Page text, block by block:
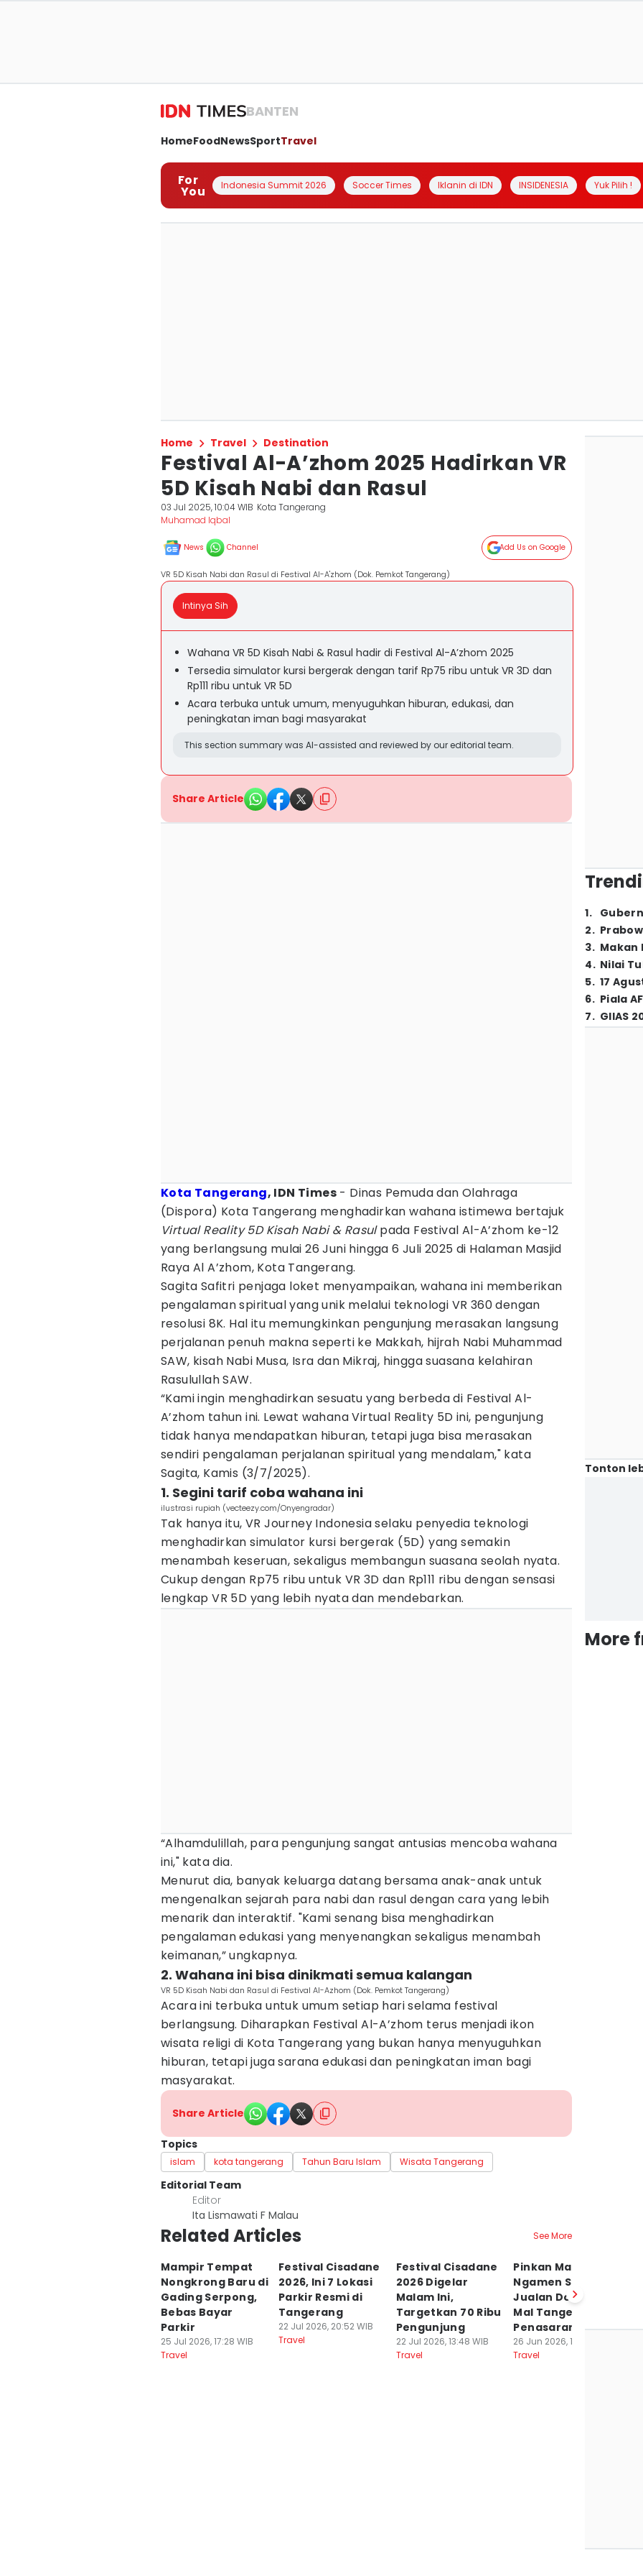
BANTEN
HomeFoodNewsSportTravel
For
You Indonesia Summit 2026 Soccer Times Iklanin di IDN INSIDENESIA Yuk Pilih !
Home Travel Destination
Festival Al-A’zhom 2025 Hadirkan VR
5D Kisah Nabi dan Rasul
03 Jul 2025, 10:04 WIB Kota Tangerang
Muhamad Iqbal
News Channel Add Us on Google
VR 5D Kisah Nabi dan Rasul di Festival Al-A'zhom (Dok. Pemkot Tangerang)
Intinya Sih
Wahana VR 5D Kisah Nabi & Rasul hadir di Festival Al-A’zhom 2025
Tersedia simulator kursi bergerak dengan tarif Rp75 ribu untuk VR 3D dan
Rp111 ribu untuk VR 5D
Acara terbuka untuk umum, menyuguhkan hiburan, edukasi, dan
peningkatan iman bagi masyarakat
This section summary was AI-assisted and reviewed by our editorial team.
Share Article
Kota Tangerang, IDN Times - Dinas Pemuda dan Olahraga
(Dispora) Kota Tangerang menghadirkan wahana istimewa bertajuk
Virtual Reality 5D Kisah Nabi & Rasulpada Festival Al-A’zhom ke-12
yang berlangsung mulai 26 Juni hingga 6 Juli 2025 di Halaman Masjid
Raya Al A’zhom, Kota Tangerang.
Sagita Safitri penjaga loket menyampaikan, wahana ini memberikan
pengalaman spiritual yang unik melalui teknologi VR 360 dengan
resolusi 8K. Hal itu memungkinkan pengunjung merasakan langsung
perjalanan penuh makna seperti ke Makkah, hijrah Nabi Muhammad
SAW, kisah Nabi Musa, Isra dan Mikraj, hingga suasana kelahiran
Rasulullah SAW.
“Kami ingin menghadirkan sesuatu yang berbeda di Festival Al-
A’zhom tahun ini. Lewat wahana Virtual Reality 5D ini, pengunjung
tidak hanya mendapatkan hiburan, tetapi juga bisa merasakan
sendiri pengalaman perjalanan spiritual yang mendalam," kata
Sagita, Kamis (3/7/2025).
1. Segini tarif coba wahana ini
ilustrasi rupiah (vecteezy.com/Onyengradar)
Tak hanya itu, VR Journey Indonesia selaku penyedia teknologi
menghadirkan simulator kursi bergerak (5D) yang semakin
menambah keseruan, sekaligus membangun suasana seolah nyata.
Cukup dengan Rp75 ribu untuk VR 3D dan Rp111 ribu dengan sensasi
lengkap VR 5D yang lebih nyata dan mendebarkan.
“Alhamdulillah, para pengunjung sangat antusias mencoba wahana
ini," kata dia.
Menurut dia, banyak keluarga datang bersama anak-anak untuk
mengenalkan sejarah para nabi dan rasul dengan cara yang lebih
menarik dan interaktif. "Kami senang bisa menghadirkan
pengalaman edukasi yang menyenangkan sekaligus menambah
keimanan,” ungkapnya.
2. Wahana ini bisa dinikmati semua kalangan
VR 5D Kisah Nabi dan Rasul di Festival Al-Azhom (Dok. Pemkot Tangerang)
Acara ini terbuka untuk umum setiap hari selama festival
berlangsung. Diharapkan Festival Al-A’zhom terus menjadi ikon
wisata religi di Kota Tangerang yang bukan hanya menyuguhkan
hiburan, tetapi juga sarana edukasi dan peningkatan iman bagi
masyarakat.
Share Article
Topics
islam kota tangerang Tahun Baru Islam Wisata Tangerang
Editorial Team
Editor
Ita Lismawati F Malau
Related Articles See More
Mampir Tempat
Nongkrong Baru di
Gading Serpong,
Bebas Bayar
Parkir
25 Jul 2026, 17:28 WIB
Travel
Festival Cisadane
2026, Ini 7 Lokasi
Parkir Resmi di
Tangerang
22 Jul 2026, 20:52 WIB
Travel
Festival Cisadane
2026 Digelar
Malam Ini,
Targetkan 70 Ribu
Pengunjung
22 Jul 2026, 13:48 WIB
Travel
Pinkan Mambo
Ngamen Sambil
Jualan Donat di
Mal Tangerang,
Penasaran?
26 Jun 2026, 14:44 WIB
Travel
21
1.
2.
3. Makan
4. Nilai
5. 17
6. Piala
7. GIIAS
Tonton
More